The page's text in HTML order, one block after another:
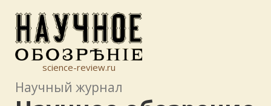
science-review.ru
Научный журнал